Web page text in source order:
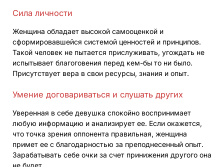
Сила личности
Женщина обладает высокой самооценкой и
сформировавшейся системой ценностей и принципов.
Такой человек не пытается прислуживать, угождать не
испытывает благоговения перед кем-бы то ни было.
Присутствует вера в свои ресурсы, знания и опыт.
Умение договариваться и слушать других
Уверенная в себе девушка спокойно воспринимает
любую информацию и анализирует ее. Если окажется,
что точка зрения оппонента правильная, женщина
примет ее с благодарностью за преподнесенный опыт.
Зарабатывать себе очки за счет принижения другого она
не будет.